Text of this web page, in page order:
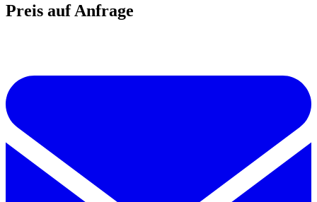
Preis auf Anfrage